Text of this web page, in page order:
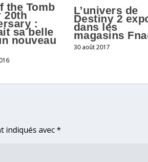
the Tomb
20th
:
sa belle
nouveau
L’univers de
Destiny 2
dans les
magasins
30 août 2017
indiqués avec*